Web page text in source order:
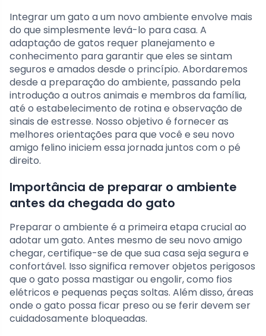
Integrar um gato a um novo ambiente envolve mais
do que simplesmente levá-lo para casa. A
adaptação de gatos requer planejamento e
conhecimento para garantir que eles se sintam
seguros e amados desde o princípio. Abordaremos
desde a preparação do ambiente, passando pela
introdução a outros animais e membros da família,
até o estabelecimento de rotina e observação de
sinais de estresse. Nosso objetivo é fornecer as
melhores orientações para que você e seu novo
amigo felino iniciem essa jornada juntos com o pé
direito.
Importância de preparar o ambiente
antes da chegada do gato
Preparar o ambiente é a primeira etapa crucial ao
adotar um gato. Antes mesmo de seu novo amigo
chegar, certifique-se de que sua casa seja segura e
confortável. Isso significa remover objetos perigosos
que o gato possa mastigar ou engolir, como fios
elétricos e pequenas peças soltas. Além disso, áreas
onde o gato possa ficar preso ou se ferir devem ser
cuidadosamente bloqueadas.